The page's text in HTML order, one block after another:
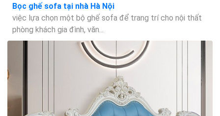
Bọc ghế sofa tại nhà Hà Nội
việc lựa chọn một bộ ghế sofa để trang trí cho nội thất
phòng khách gia đình, văn...